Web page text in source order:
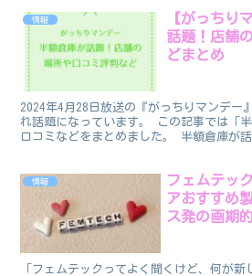
情報
【がっちり
話題！店舗
どまとめ
2024年4月28日放送の『がっちりマンデー
れ話題になっています。 この記事では「
口コミなどをまとめました。 半額倉庫が
情報
フェムテッ
アおすすめ
ス発の画期
「フェムテックってよく聞くけど、何が